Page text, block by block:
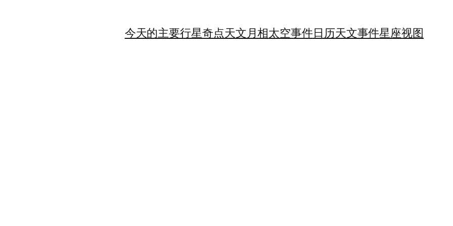
今天的主要行星奇点天文月相太空事件日历天文事件星座视图